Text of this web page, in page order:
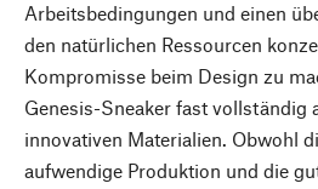
Arbeitsbedingungen und einen
den natürlichen Ressourcen
Kompromisse beim Design zu
Genesis-Sneaker fast vollständig
innovativen Materialien. Obwohl
aufwendige Produktion und die